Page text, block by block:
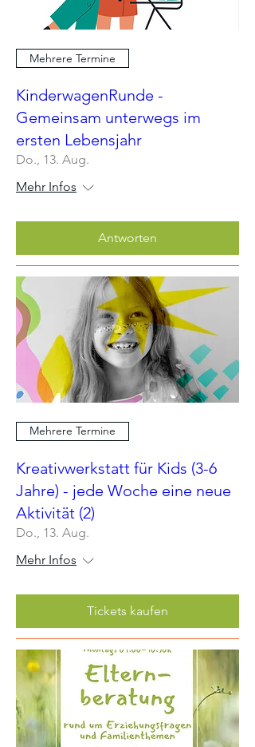
Mehrere Termine
KinderwagenRunde -
Gemeinsam unterwegs im
ersten Lebensjahr
Do., 13. Aug.
Mehr Infos
Antworten
Mehrere Termine
Kreativwerkstatt für Kids (3-6
Jahre) - jede Woche eine neue
Aktivität (2)
Do., 13. Aug.
Mehr Infos
Tickets kaufen